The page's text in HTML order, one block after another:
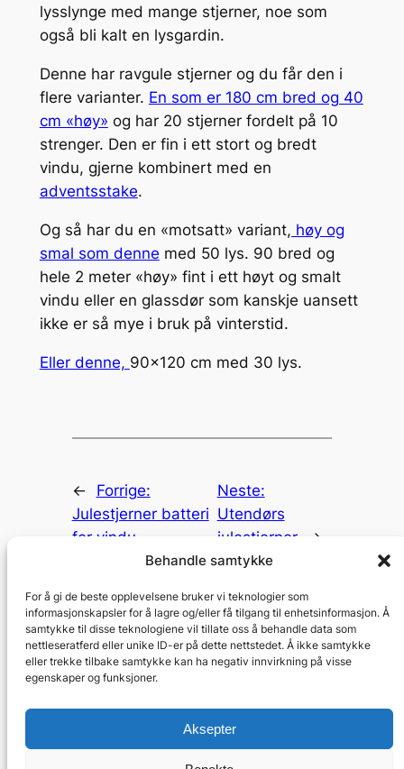
Behandle samtykke
For å gi de beste opplevelsene bruker vi teknologier som
informasjonskapsler for å lagre og/eller få tilgang til enhetsinformasjon. Å
samtykke til disse teknologiene vil tillate oss å behandle data som
nettleseratferd eller unike ID-er på dette nettstedet. Å ikke samtykke
eller trekke tilbake samtykke kan ha negativ innvirkning på visse
egenskaper og funksjoner.
Aksepter
lysslynge med mange stjerner, noe som
også bli kalt en lysgardin.
Denne har ravgule stjerner og du får den i
flere varianter. En som er 180 cm bred og 40
cm «høy» og har 20 stjerner fordelt på 10
strenger. Den er fin i ett stort og bredt
vindu, gjerne kombinert med en
adventsstake.
Og så har du en «motsatt» variant, høy og
smal som denne med 50 lys. 90 bred og
hele 2 meter «høy» fint i ett høyt og smalt
vindu eller en glassdør som kanskje uansett
ikke er så mye i bruk på vinterstid.
Eller denne, 90×120 cm med 30 lys.
←
Forrige:
Julestjerner batteri
for vindu
Neste:
Utendørs
julestjerner
→
Julestjerne 2025